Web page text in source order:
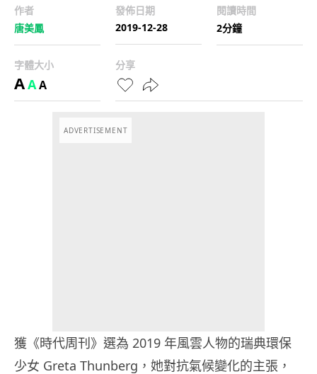
作者
唐美鳳
發佈日期
2019-12-28
閱讀時間
2分鐘
字體大小
AAA
分享
ADVERTISEMENT
獲《時代周刊》選為 2019 年風雲人物的瑞典環保
少女 Greta Thunberg，她對抗氣候變化的主張，